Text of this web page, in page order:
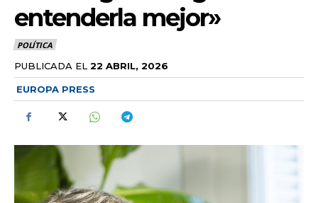
entenderla mejor»
POLÍTICA
PUBLICADA EL 22 ABRIL, 2026
EUROPA PRESS